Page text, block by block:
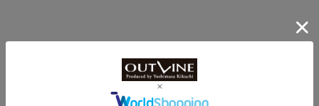
【商品に関する問い合わせ先】